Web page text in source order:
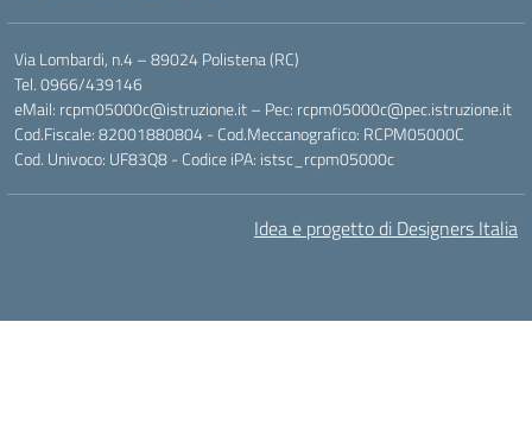
Via Lombardi, n.4 – 89024 Polistena (RC)
Tel. 0966/439146
eMail: rcpm05000c@istruzione.it – Pec: rcpm05000c@pec.istruzione.it
Cod.Fiscale: 82001880804 - Cod.Meccanografico: RCPM05000C
Cod. Univoco: UF83Q8 - Codice iPA: istsc_rcpm05000c
Idea e progetto di Designers Italia